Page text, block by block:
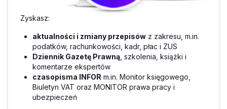
Zyskasz:
aktualności i zmiany przepisów z zakresu, m.in.
podatków, rachunkowości, kadr, płac i ZUS
Dziennik Gazetę Prawną , szkolenia, książki i
komentarze ekspertów
czasopisma INFOR m.in. Monitor księgowego,
Biuletyn VAT oraz MONITOR prawa pracy i
ubezpieczeń